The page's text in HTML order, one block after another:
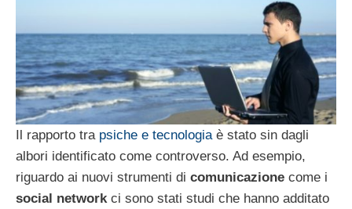
Il rapporto tra psiche e tecnologiaè stato sin dagli
albori identificato come controverso. Ad esempio,
riguardo ai nuovi strumenti di comunicazione come i
social networkci sono stati studi che hanno additato